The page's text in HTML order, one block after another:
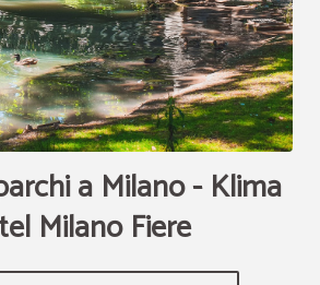
\/synergy.booking-
2289\/medias\/238#Klima Hotel
e parchi a Milano - Klima Hotel Milano
Fiere","name":""}]
a Milano - Klima
Milano Fiere